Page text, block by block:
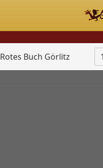
Rotes Buch Görlitz